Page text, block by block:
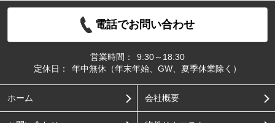
電話でお問い合わせ
営業時間：
9:30～18:30
定休日：
年中無休（年末年始、GW、夏季休業除く）
ホーム 会社概要